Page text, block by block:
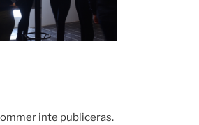
inte publiceras.